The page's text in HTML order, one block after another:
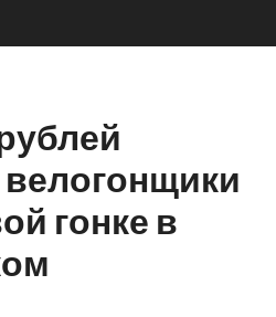
гонке в